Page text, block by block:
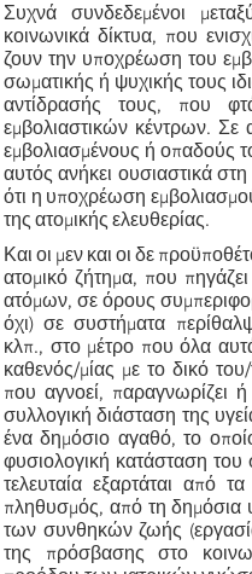
Συχνά συνδεδεμένοι
κοινωνικά δίκτυα, που
ζουν την υποχρέωση του
σωματικής ή ψυχικής τους
αντίδρασής τους, που
εμβολιαστικών κέντρων. Σε
εμβολιασμένους ή οπαδούς
αυτός ανήκει ουσιαστικά
ότι η υποχρέωση
της ατομικής ελευθερίας.
Και οι μεν και οι δε
ατομικό ζήτημα, που
ατόμων, σε όρους
όχι) σε συστήματα
κλπ., στο μέτρο που όλα
καθενός/μίας με το δικό
που αγνοεί, παραγνωρίζει
συλλογική διάσταση της
ένα δημόσιο αγαθό, το
φυσιολογική κατάσταση
τελευταία εξαρτάται από
πληθυσμός, από τη δημόσια
των συνθηκών ζωής
της πρόσβασης στο